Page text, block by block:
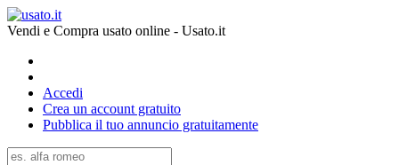
Vendi e Compra usato online - Usato.it
Accedi
Crea un account gratuito
Pubblica il tuo annuncio gratuitamente